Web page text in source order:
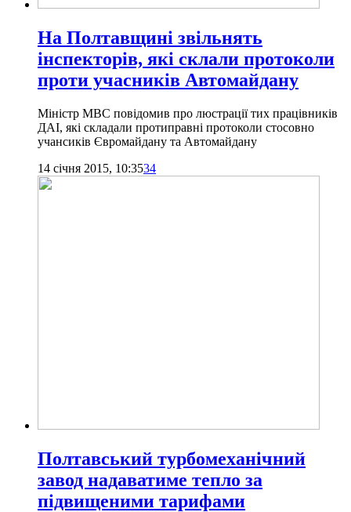
На Полтавщині звільнять
інспекторів, які склали протоколи
проти учасників Автомайдану
Міністр МВС повідомив про люстрації тих працівників
ДАІ, які складали протиправні протоколи стосовно
учансиків Євромайдану та Автомайдану
14 січня 2015, 10:3534
Полтавський турбомеханічний
завод надаватиме тепло за
підвищеними тарифами